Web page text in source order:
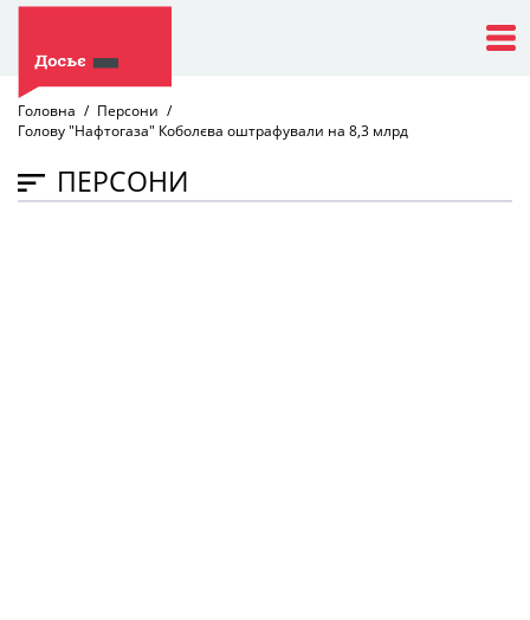
Головна
Персони
Голову "Нафтогаза" Коболєва оштрафували на 8,3 млрд
ПЕРСОНИ